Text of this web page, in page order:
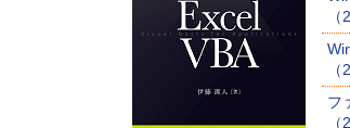
フ